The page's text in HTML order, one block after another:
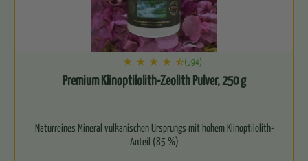
(594)
Premium Klinoptilolith-Zeolith Pulver, 250 g
Naturreines Mineral vulkanischen Ursprungs mit hohem Klinoptilolith-
Anteil (85 %)